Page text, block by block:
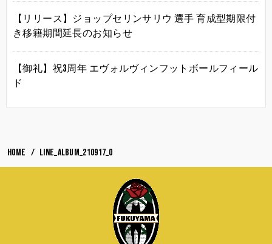
【リリース】ジョップセリンサリウ 選手 育成型期限付
き移籍期間延長のお知らせ
【御礼】祝3周年 エヴォルヴィンフットボールフィール
ド
HOME LINE_ALBUM_210917_0